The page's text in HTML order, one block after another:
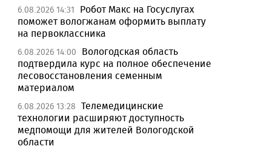
6.08.2026 14:31
Робот Макс на Госуслугах
поможет вологжанам оформить выплату
на первоклассника
6.08.2026 14:00
Вологодская область
подтвердила курс на полное обеспечение
лесовосстановления семенным
материалом
6.08.2026 13:28 Телемедицинские
технологии расширяют доступность
медпомощи для жителей Вологодской
области